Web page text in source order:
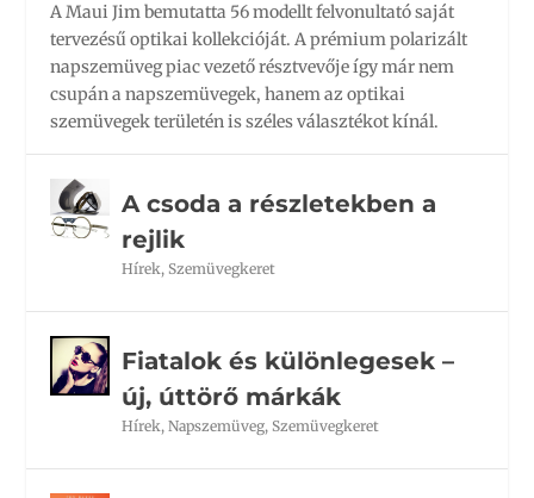
A Maui Jim bemutatta 56 modellt felvonultató saját
tervezésű optikai kollekcióját. A prémium polarizált
napszemüveg piac vezető résztvevője így már nem
csupán a napszemüvegek, hanem az optikai
szemüvegek területén is széles választékot kínál.
A csoda a részletekben a
rejlik
Hírek, Szemüvegkeret
Fiatalok és különlegesek –
új, úttörő márkák
Hírek,Napszemüveg, Szemüvegkeret